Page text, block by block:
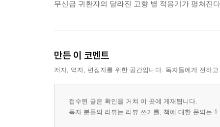
무신급 귀환자의 달라진 고향 별 적응기가 펼쳐진
만든 이 코멘트
저자, 역자, 편집자를 위한 공간입니다. 독자들에게 전하
접수된 글은 확인을 거쳐 이 곳에 게재됩니다.
독자 분들의 리뷰는 리뷰 쓰기를, 책에 대한 문의는